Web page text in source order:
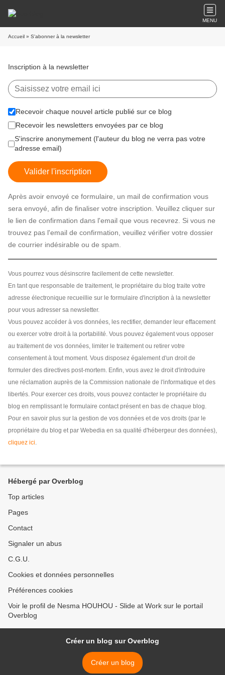
MENU
Accueil » S'abonner à la newsletter
Inscription à la newsletter
Recevoir chaque nouvel article publié sur ce blog
Recevoir les newsletters envoyées par ce blog
S'inscrire anonymement (l'auteur du blog ne verra pas votre
adresse email)
Valider l'inscription
Après avoir envoyé ce formulaire, un mail de confirmation vous
sera envoyé, afin de finaliser votre inscription. Veuillez cliquer sur
le lien de confirmation dans l'email que vous recevrez. Si vous ne
trouvez pas l'email de confirmation, veuillez vérifier votre dossier
de courrier indésirable ou de spam.
Vous pourrez vous désinscrire facilement de cette newsletter.
En tant que responsable de traitement, le propriétaire du blog traite votre
adresse électronique recueillie sur le formulaire d'incription à la newsletter
pour vous adresser sa newsletter.
Vous pouvez accéder à vos données, les rectifier, demander leur effacement
ou exercer votre droit à la portabilité. Vous pouvez également vous opposer
au traitement de vos données, limiter le traitement ou retirer votre
consentement à tout moment. Vous disposez également d'un droit de
formuler des directives post-mortem. Enfin, vous avez le droit d'introduire
une réclamation auprès de la Commission nationale de l'informatique et des
libertés. Pour exercer ces droits, vous pouvez contacter le propriétaire du
blog en remplissant le formulaire contact présent en bas de chaque blog.
Pour en savoir plus sur la gestion de vos données et de vos droits (par le
propriétaire du blog et par Webedia en sa qualité d'hébergeur des données),
cliquez ici.
Hébergé par Overblog
Top articles
Pages
Contact
Signaler un abus
C.G.U.
Cookies et données personnelles
Préférences cookies
Voir le profil de Nesma HOUHOU - Slide at Work sur le portail
Overblog
Créer un blog sur Overblog
Créer un blog